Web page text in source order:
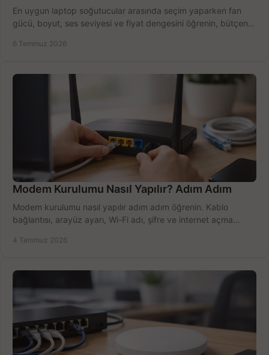
En uygun laptop soğutucular arasında seçim yaparken fan
gücü, boyut, ses seviyesi ve fiyat dengesini öğrenin, bütçenizi
6 Temmuz 2026
Modem Kurulumu Nasıl Yapılır? Adım Adım
Modem kurulumu nasıl yapılır adım adım öğrenin. Kablo
bağlantısı, arayüz ayarı, Wi-Fi adı, şifre ve internet açma
4 Temmuz 2026